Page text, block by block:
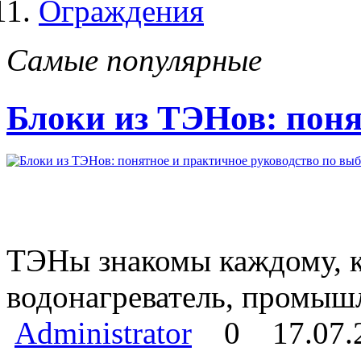
Ограждения
Самые популярные
Блоки из ТЭНов:
ТЭНы знакомы каждому,
водонагреватель,
Administrator
0